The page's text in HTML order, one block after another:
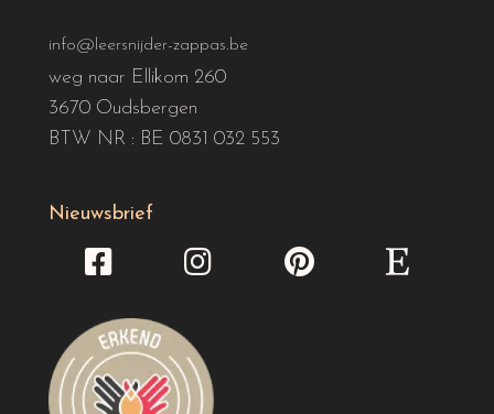
info@leersnijder-zappas.be
weg naar Ellikom 260
3670 Oudsbergen
BTW NR : BE 0831 032 553
Nieuwsbrief